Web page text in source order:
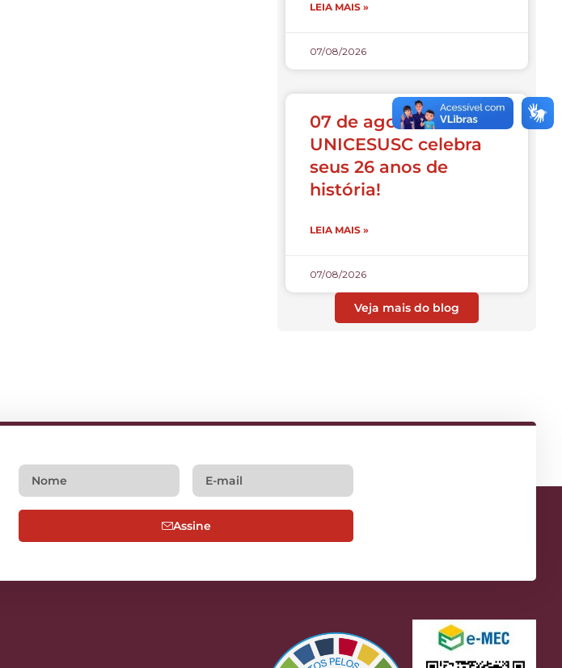
LEIA MAIS »
07/08/2026
07 de agosto:
UNICESUSC celebra
seus 26 anos de
história!
LEIA MAIS »
07/08/2026
Veja mais do blog
Assine